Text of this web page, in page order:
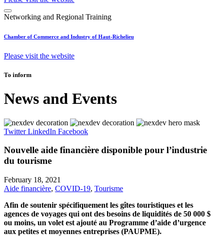
Networking and Regional Training
Chamber of Commerce and Industry of Haut-Richelieu
Please visit the website
To inform
News and Events
Twitter LinkedIn Facebook
Nouvelle aide financière disponible pour l’industrie
du tourisme
February 18, 2021
Aide financière, COVID-19, Tourisme
Afin de soutenir spécifiquement les gîtes touristiques et les
agences de voyages qui ont des besoins de liquidités de 50 000 $
ou moins, un volet est ajouté au Programme d’aide d’urgence
aux petites et moyennes entreprises (PAUPME).